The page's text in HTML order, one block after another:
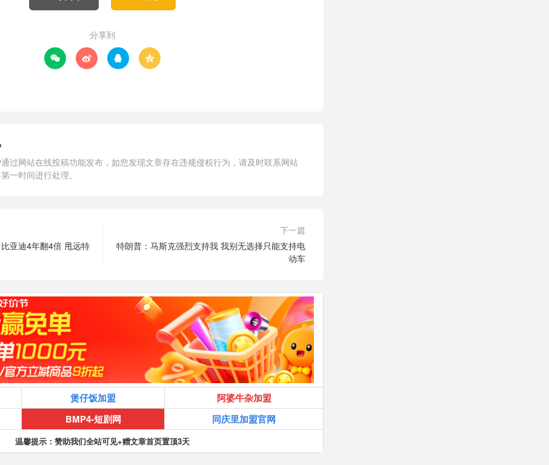
分享到
   
过网站在线投稿功能发布，如您发现文章存在违规侵权行为，请及时联系网站
一时间进行处理。
亚迪4年翻4倍 甩远特
下一篇
特朗普：马斯克强烈支持我 我别无选择只能支持电
动车
煲仔饭加盟
阿婆牛杂加盟
BMP4-短剧网 同庆里加盟官网
温馨提示：赞助我们全站可见+赠文章首页置顶3天